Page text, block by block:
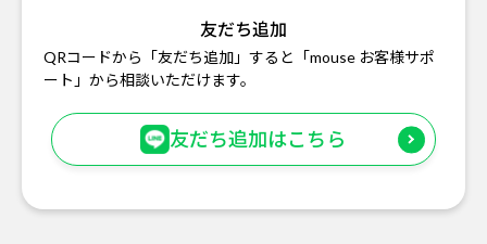
友だち追加
QRコードから「友だち追加」すると「mouse お客様サポ
ート」から相談いただけます。
友だち追加はこちら